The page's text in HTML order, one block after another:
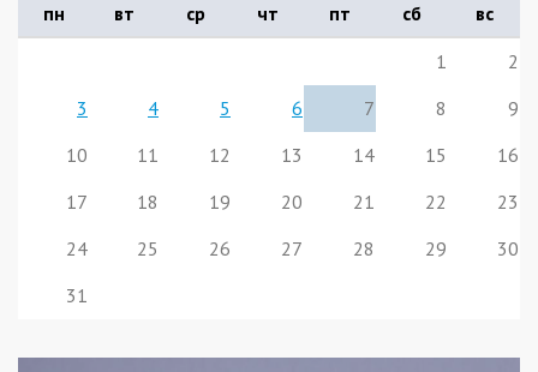
пн вт ср чт пт сб
вс
1
2
3
4 5 6 7 8
9
10
11 12 13 14 15
16
17
18 19 20 21 22
23
24
25 26 27 28 29
30
31